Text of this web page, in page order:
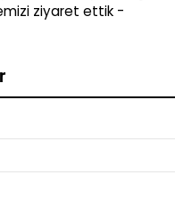
ziyaret ettik -